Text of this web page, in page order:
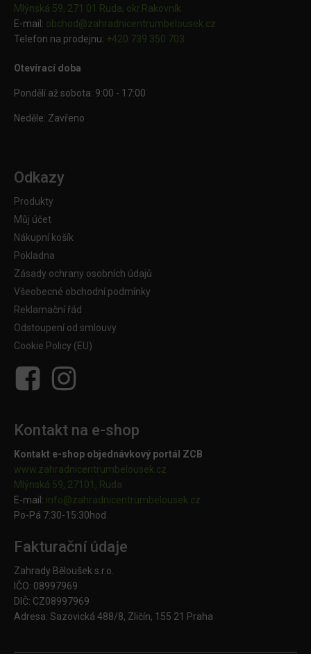
Mlýnská 59, 271 01 Ruda, okr.Rakovník
E-mail: obchod@zahradnicentrumbelousek.cz
Telefon na prodejnu: +420 739 350 703
Otevírací doba
Pondělí až sobota: 9:00 - 17:00
Neděle: Zavřeno
Odkazy
Produkty
Můj účet
Nákupní košík
Pokladna
Zásady ochrany osobních údajů
Všeobecné obchodní podmínky
Reklamační řád
Odstoupení od smlouvy
Cookie Policy (EU)
Kontakt na e-shop
Kontakt e-shop objednávkový portál ZCB
www.zahradnicentrumbelousek.cz
Mlýnská 59, 27101, Ruda
E-mail: info@zahradnicentrumbelousek.cz
Po-Pá 7:30-15:30hod
Fakturační údaje
Zahrady Běloušek s.r.o.
IČO: 08997969
DIČ: CZ08997969
Adresa: Sazovická 488/8, Zličín, 155 21 Praha